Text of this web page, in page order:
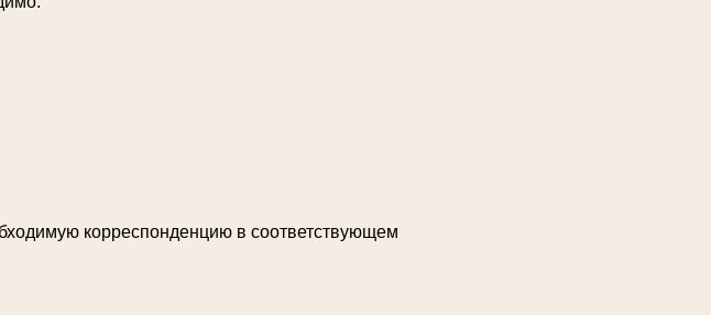
корреспонденцию в соответствующем